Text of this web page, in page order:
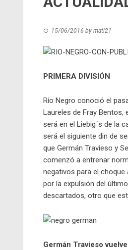
15/06/2016 by mati21
PRIMERA DIVISIÓN
Río Negro conoció el
Laureles de Fray Bentos,
será en el Liebig´s de la
será el siguiente din de
que Germán Travieso y
comenzó a entrenar
negativos para el
por la expulsión del
descartados, otro que
Germán Travieso